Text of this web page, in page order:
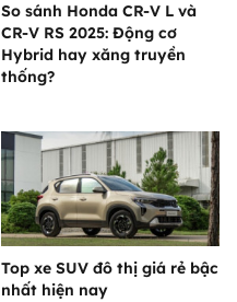
So sánh Honda CR-V L và
CR-V RS 2025: Động cơ
Hybrid hay xăng truyền
thống?
Top xe SUV đô thị giá rẻ bậc
nhất hiện nay